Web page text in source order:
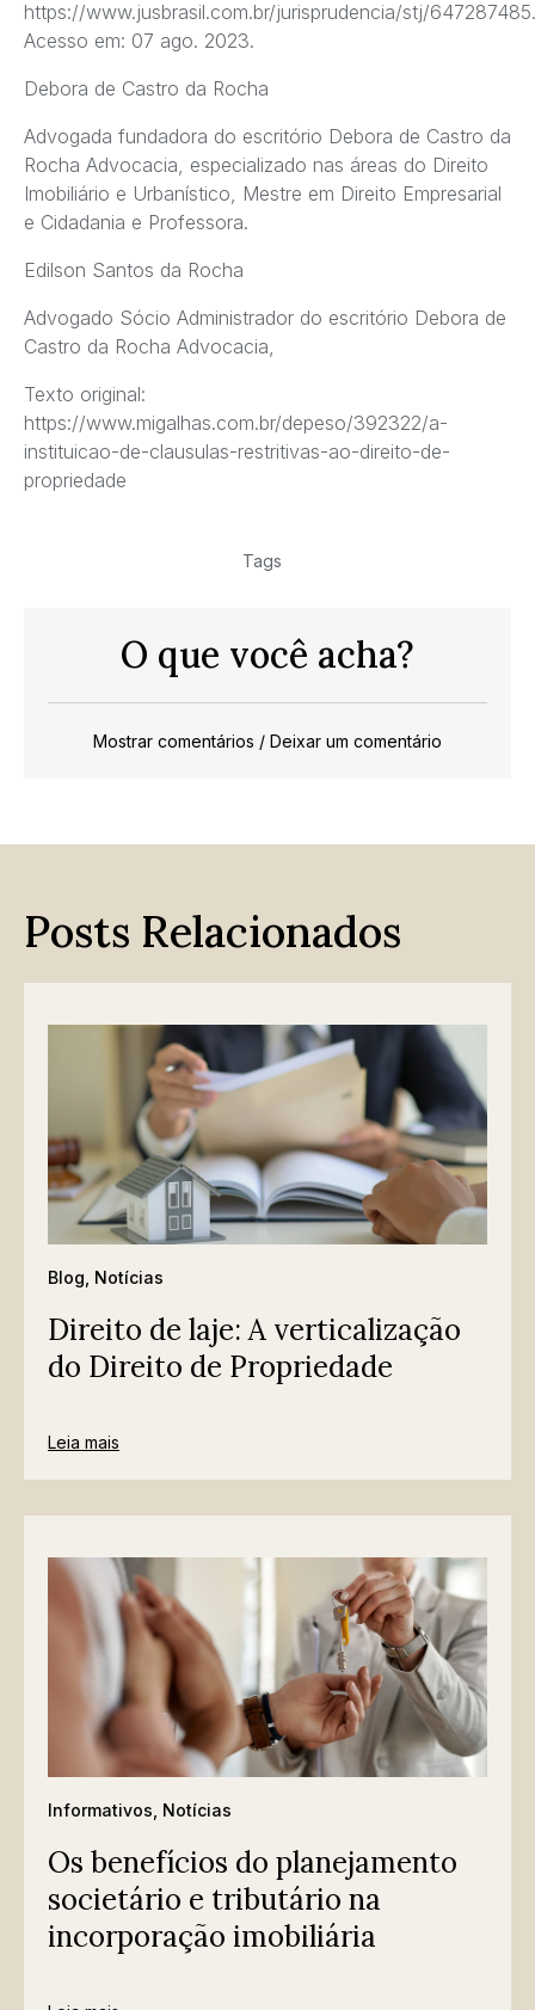
https://www.jusbrasil.com.br/jurisprudencia/stj/
Acesso em: 07 ago. 2023.
Debora de Castro da Rocha
Advogada fundadora do escritório Debora de Castro da
Rocha Advocacia, especializado nas áreas do Direito
Imobiliário e Urbanístico, Mestre em Direito Empresarial
e Cidadania e Professora.
Edilson Santos da Rocha
Advogado Sócio Administrador do escritório Debora de
Castro da Rocha Advocacia,
Texto original:
https://www.migalhas.com.br/depeso/392322/a-
instituicao-de-clausulas-restritivas-ao-direito-de-
propriedade
Tags
O que você acha?
Mostrar comentários / Deixar um comentário
Posts Relacionados
Blog Notícias
Direito de laje: A verticalização
do Direito de Propriedade
Leia mais
Informativos Notícias
Os benefícios do planejamento
societário e tributário na
incorporação imobiliária